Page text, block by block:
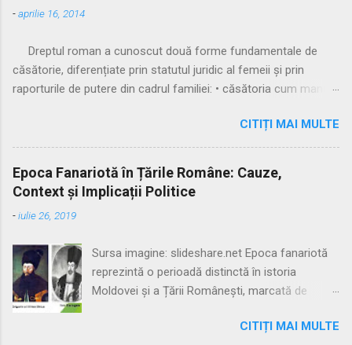
-aprilie 16, 2014
Dreptul roman a cunoscut două forme fundamentale de
căsătorie, diferențiate prin statutul juridic al femeii și prin
raporturile de putere din cadrul familiei: • căsătoria cum manus
și practicată a fost căsătoria cu manus, prin care femeia
trecea sub autoritatea soțului, devenind parte a familiei
acestuia. Spre sfârșitul Republicii, tot mai multe femei au
început să evite această subordonare, trăind în uniuni
nelegitime. Pentru a limita fenomenul, romanii au recunoscut și
căsătoria fără manus, care permitea femeii să rămână sub
autonomia patrimonială. ⚖️ Formele căsătoriei cu manus
Căsătoria cum manus putea fi încheiată în trei modalități
distincte: 🔹 1. Confarreatio O ceremonie solemnă, rezervată
patricienilor, în prezența pontifex maximus și a preotului lui
Jupiter (flamen Dialis). Era o formă sacră, cu puternice
CITIȚI MAI MULTE
Epoca Fanariotă în Țările Române: Cauze,
Context și Implicații Politice
-iulie 26, 2019
Sursa imagine: slideshare.net Epoca fanariotă
reprezintă o perioadă distinctă în istoria
Moldovei și a Țării Românești, marcată de
numirea de domni greci, proveniți din familii
CITIȚI MAI MULTE